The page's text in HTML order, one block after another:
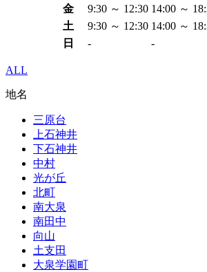
金 9:30 ～ 12:30 14:00 ～
土
9:30 ～ 12:30 14:00 ～
日
- -
ALL
地名
三原台
上石神井
下石神井
中村
光が丘
北町
南大泉
南田中
向山
土支田
大泉学園町